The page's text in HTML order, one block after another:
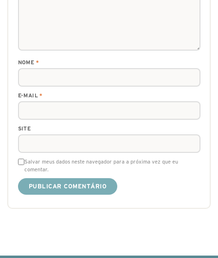
NOME *
E-MAIL*
SITE
Salvar meus dados neste navegador para a próxima vez que eu
comentar.